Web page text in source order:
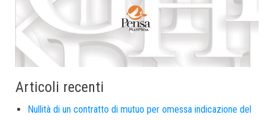
Articoli recenti
Nullità di un contratto di mutuo per omessa indicazione del